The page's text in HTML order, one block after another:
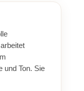
und Ton. Sie